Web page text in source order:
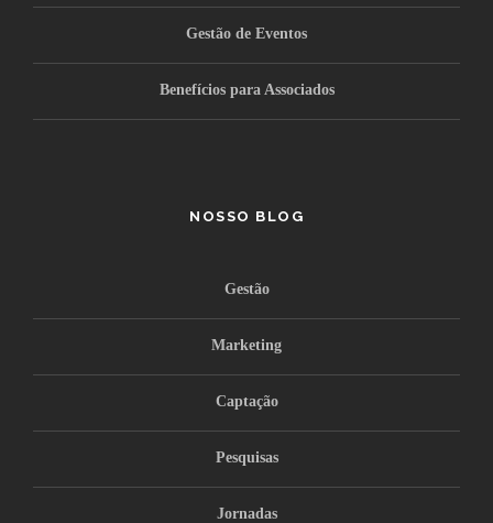
Gestão de Eventos
Benefícios para Associados
NOSSO BLOG
Gestão
Marketing
Captação
Pesquisas
Jornadas